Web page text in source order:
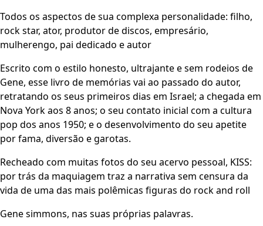
Todos os aspectos de sua complexa personalidade: filho,
rock star, ator, produtor de discos, empresário,
mulherengo, pai dedicado e autor
Escrito com o estilo honesto, ultrajante e sem rodeios de
Gene, esse livro de memórias vai ao passado do autor,
retratando os seus primeiros dias em Israel; a chegada em
Nova York aos 8 anos; o seu contato inicial com a cultura
pop dos anos 1950; e o desenvolvimento do seu apetite
por fama, diversão e garotas.
Recheado com muitas fotos do seu acervo pessoal, KISS:
por trás da maquiagem traz a narrativa sem censura da
vida de uma das mais polêmicas figuras do rock and roll
Gene simmons, nas suas próprias palavras.